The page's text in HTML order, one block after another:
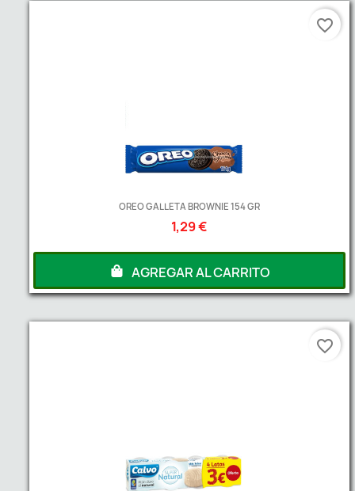
OREO GALLETA BROWNIE 154 GR
1,29 €
AGREGAR AL CARRITO
favorite_border
favorite_border